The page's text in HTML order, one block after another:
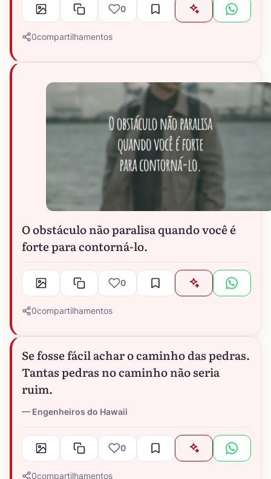
0
0compartilhamentos
O obstáculo não paralisa quando você é
forte para contorná-lo.
0
0compartilhamentos
Se fosse fácil achar o caminho das pedras.
Tantas pedras no caminho não seria
ruim.
Engenheiros do Hawaii
0
0compartilhamentos